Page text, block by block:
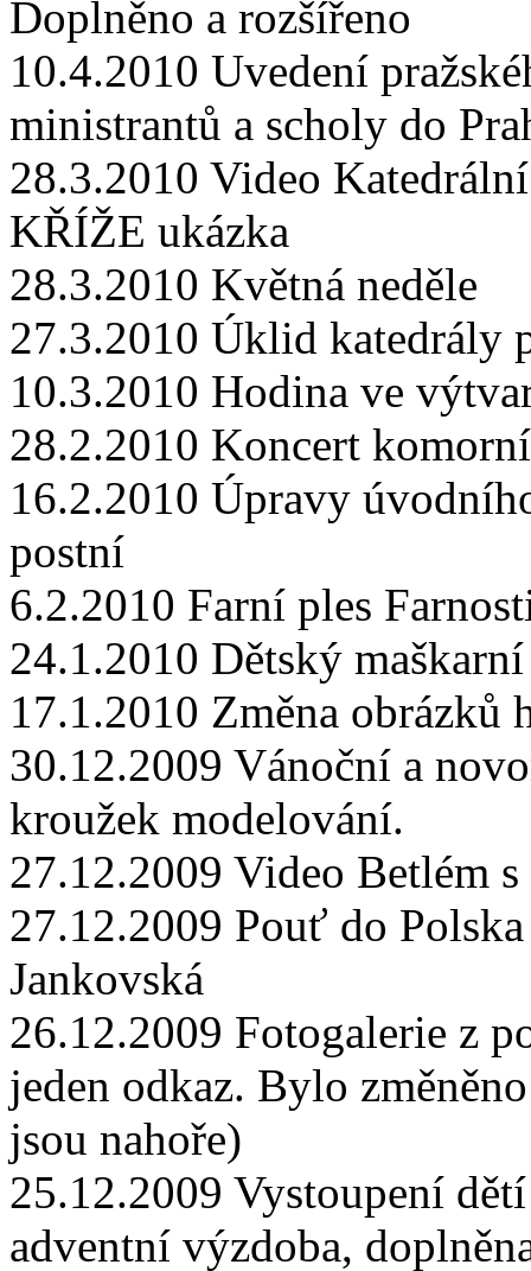
Doplněno a rozšířeno
10.4.2010 Uvedení
ministrantů a scholy do
28.3.2010 Video
KŘÍŽE ukázka
28.3.2010 Květná neděle
27.3.2010 Úklid katedrály
10.3.2010 Hodina ve
28.2.2010 Koncert
16.2.2010 Úpravy
postní
6.2.2010 Farní ples
24.1.2010 Dětský
17.1.2010 Změna obrázků
30.12.2009 Vánoční a
kroužek modelování.
27.12.2009 Video Betlém
27.12.2009 Pouť do
Jankovská
26.12.2009 Fotogalerie z
jeden odkaz. Bylo
jsou nahoře)
25.12.2009 Vystoupení
adventní výzdoba,